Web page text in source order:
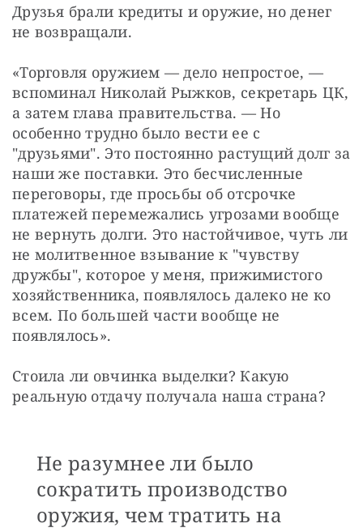
Друзья брали кредиты и оружие, но денег
не возвращали.
«Торговля оружием — дело непростое, —
вспоминал Николай Рыжков, секретарь ЦК,
а затем глава правительства. — Но
особенно трудно было вести ее с
"друзьями". Это постоянно растущий долг за
наши же поставки. Это бесчисленные
переговоры, где просьбы об отсрочке
платежей перемежались угрозами вообще
не вернуть долги. Это настойчивое, чуть ли
не молитвенное взывание к "чувству
дружбы", которое у меня, прижимистого
хозяйственника, появлялось далеко не ко
всем. По большей части вообще не
появлялось».
Стоила ли овчинка выделки? Какую
реальную отдачу получала наша страна?
Не разумнее ли было
сократить производство
оружия, чем тратить на